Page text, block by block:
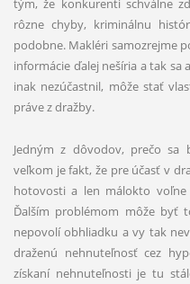
tým, že konkurenti schválne
rôzne chyby, kriminálnu
podobne. Makléri samozrejme
informácie ďalej nešíria a tak
inak nezúčastnil, môže stať
práve z dražby.
Jedným z dôvodov, prečo sa
veľkom je fakt, že pre účasť v
hotovosti a len málokto
Ďalším problémom môže byť
nepovolí obhliadku a vy tak
draženú nehnuteľnosť cez
získaní nehnuteľnosti je tu